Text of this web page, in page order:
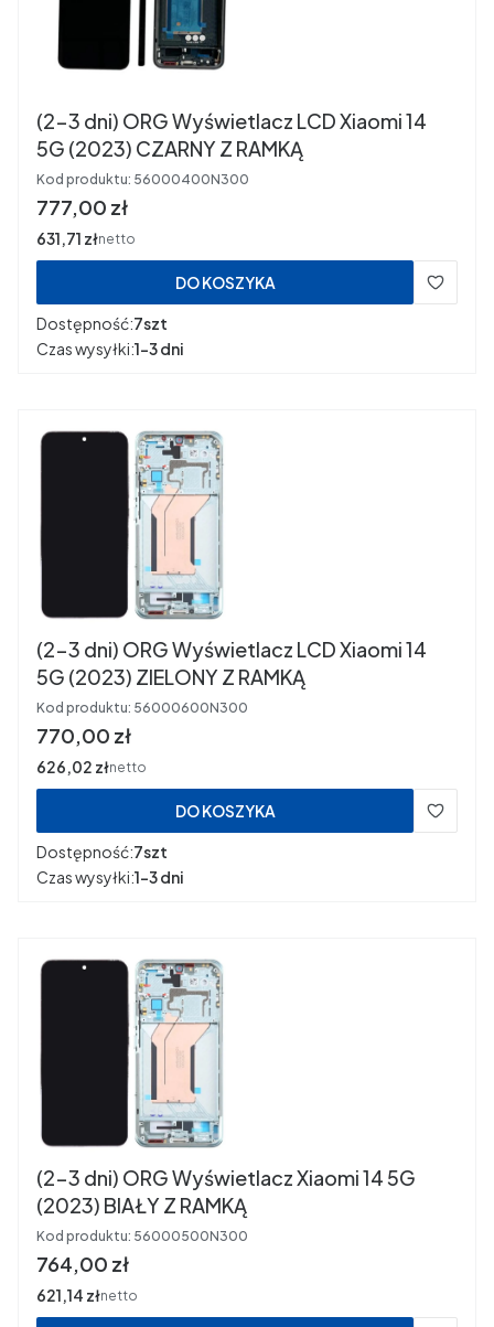
(2-3 dni) ORG Wyświetlacz LCD Xiaomi 14
5G (2023) CZARNY Z RAMKĄ
Kod produktu: 56000400N300
Cena
777,00 zł
Cena
631,71 złnetto
DO KOSZYKA
Dostępność:7szt
Czas wysyłki:1-3 dni
(2-3 dni) ORG Wyświetlacz LCD Xiaomi 14
5G (2023) ZIELONY Z RAMKĄ
Kod produktu: 56000600N300
Cena
770,00 zł
Cena
626,02 złnetto
DO KOSZYKA
Dostępność:7szt
Czas wysyłki:1-3 dni
(2-3 dni) ORG Wyświetlacz Xiaomi 14 5G
(2023) BIAŁY Z RAMKĄ
Kod produktu: 56000500N300
Cena
764,00 zł
Cena
621,14 złnetto